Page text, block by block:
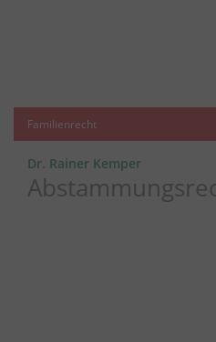
Familienrecht
Dr. Rainer Kemper